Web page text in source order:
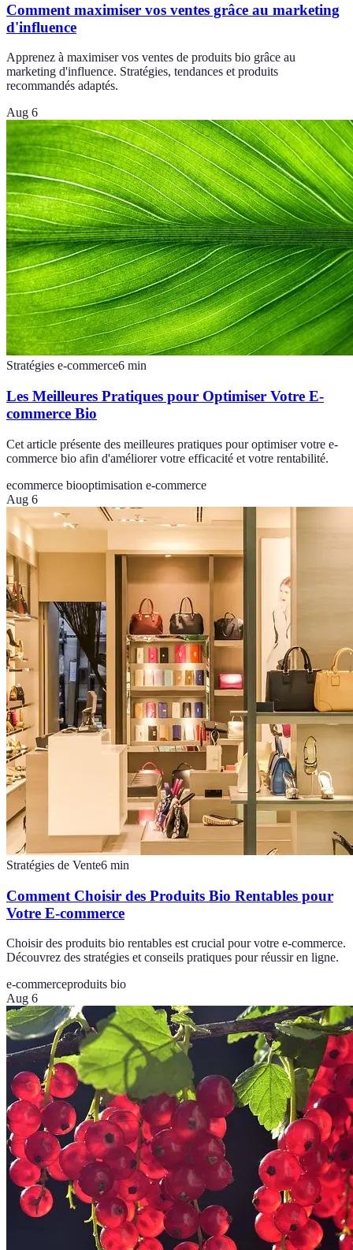
Comment maximiser vos ventes grâce au marketing
d'influence
Apprenez à maximiser vos ventes de produits bio grâce au
marketing d'influence. Stratégies, tendances et produits
recommandés adaptés.
Aug 6
Stratégies e-commerce6 min
Les Meilleures Pratiques pour Optimiser Votre E-
commerce Bio
Cet article présente des meilleures pratiques pour optimiser votre e-
commerce bio afin d'améliorer votre efficacité et votre rentabilité.
ecommerce biooptimisation e-commerce
Aug 6
Stratégies de Vente6 min
Comment Choisir des Produits Bio Rentables pour
Votre E-commerce
Choisir des produits bio rentables est crucial pour votre e-commerce.
Découvrez des stratégies et conseils pratiques pour réussir en ligne.
e-commerceproduits bio
Aug 6